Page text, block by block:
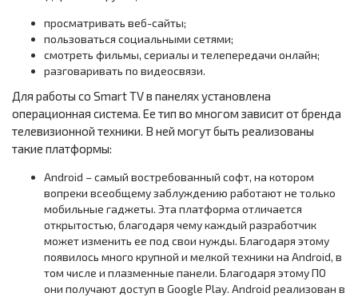
просматривать веб-сайты;
пользоваться социальными сетями;
смотреть фильмы, сериалы и телепередачи онлайн;
разговаривать по видеосвязи.
Для работы со Smart TV в панелях установлена
операционная система. Ее тип во многом зависит от бренда
телевизионной техники. В ней могут быть реализованы
такие платформы:
Android – самый востребованный софт, на котором
вопреки всеобщему заблуждению работают не только
мобильные гаджеты. Эта платформа отличается
открытостью, благодаря чему каждый разработчик
может изменить ее под свои нужды. Благодаря этому
появилось много крупной и мелкой техники на Android, в
том числе и плазменные панели. Благодаря этому ПО
они получают доступ в Google Play. Android реализован в